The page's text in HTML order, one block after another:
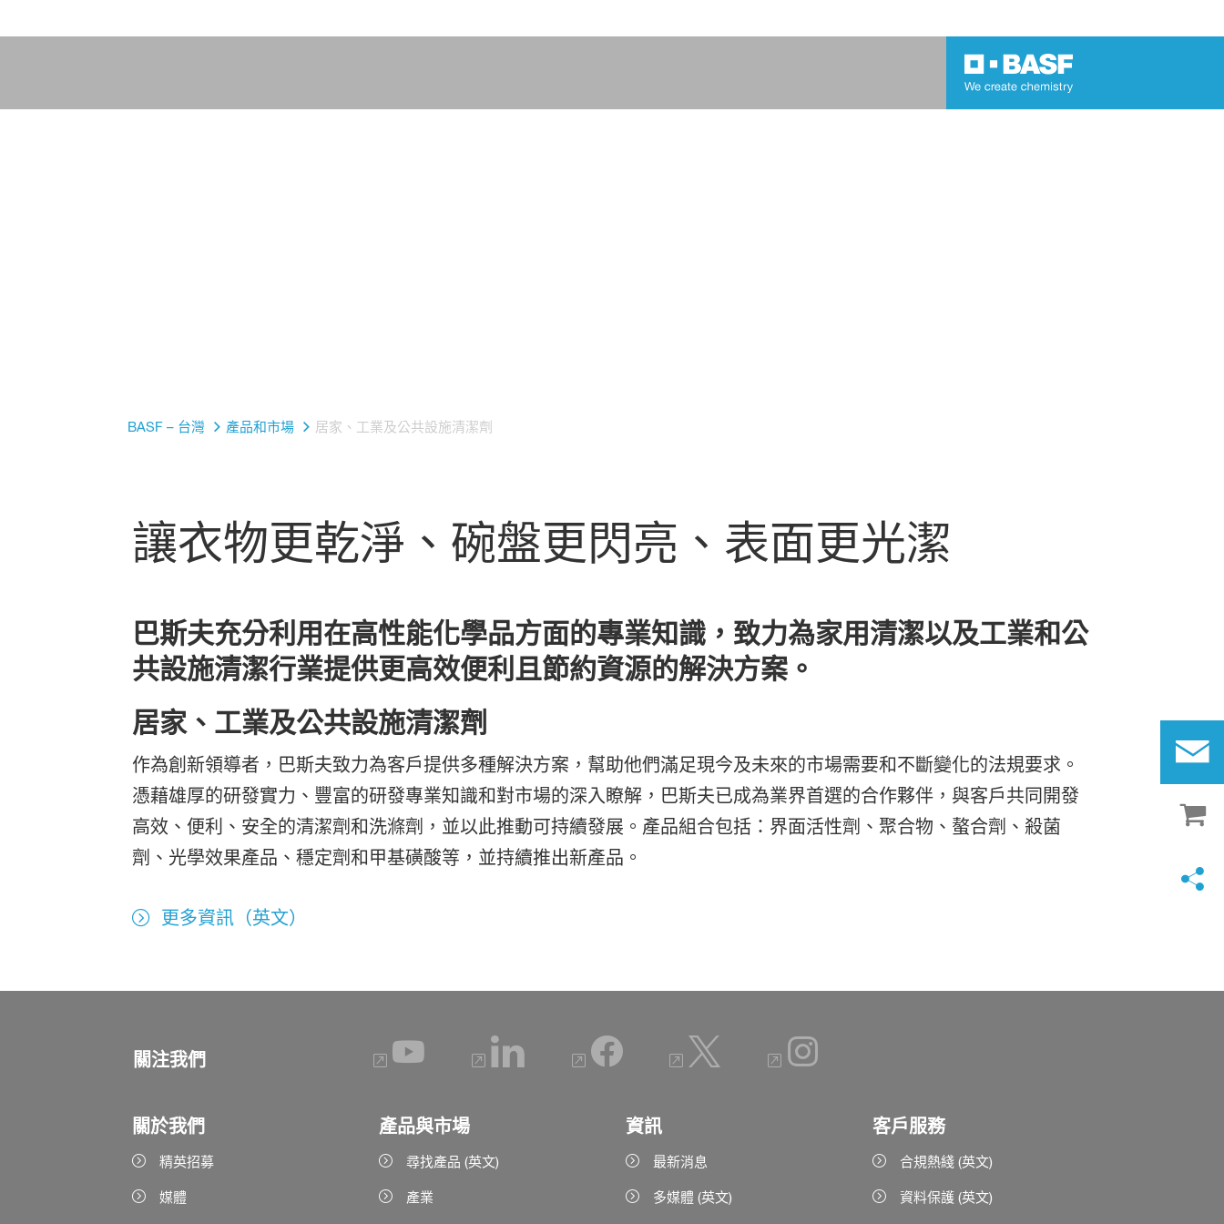
BASF – 台灣 產品和市場 居家、工業及公共設施清潔劑
讓衣物更乾淨、碗盤更閃亮、表面更光潔
巴斯夫充分利用在高性能化學品方面的專業知識，致力為家用清潔以及工業和公
共設施清潔行業提供更高效便利且節約資源的解決方案。
居家、工業及公共設施清潔劑
作為創新領導者，巴斯夫致力為客戶提供多種解決方案，幫助他們滿足現今及未來的市場需要和不斷變化的法規要求。
憑藉雄厚的研發實力、豐富的研發專業知識和對市場的深入瞭解，巴斯夫已成為業界首選的合作夥伴，與客戶共同開發
高效、便利、安全的清潔劑和洗滌劑，並以此推動可持續發展。產品組合包括：界面活性劑、聚合物、螯合劑、殺菌
劑、光學效果產品、穩定劑和甲基磺酸等，並持續推出新產品。
更多資訊（英文）
關注我們
關於我們
精英招募
媒體
產品與市場
尋找產品 (英文)
產業
資訊
最新消息
多媒體 (英文)
客戶服務
合規熱綫 (英文)
資料保護 (英文)